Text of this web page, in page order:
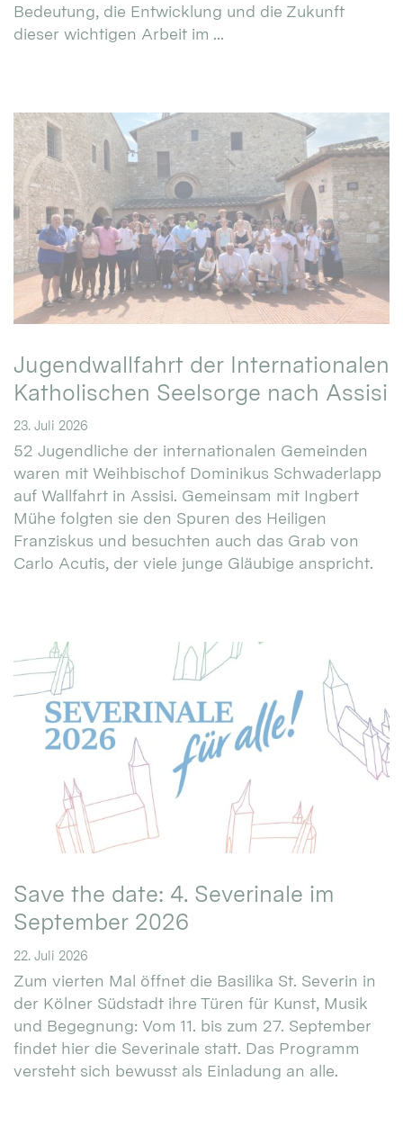
Bedeutung, die Entwicklung und die Zukunft
dieser wichtigen Arbeit im ...
Jugendwallfahrt der Internationalen
Katholischen Seelsorge nach Assisi
23. Juli 2026
52 Jugendliche der internationalen Gemeinden
waren mit Weihbischof Dominikus Schwaderlapp
auf Wallfahrt in Assisi. Gemeinsam mit Ingbert
Mühe folgten sie den Spuren des Heiligen
Franziskus und besuchten auch das Grab von
Carlo Acutis, der viele junge Gläubige anspricht.
Save the date: 4. Severinale im
September 2026
22. Juli 2026
Zum vierten Mal öffnet die Basilika St. Severin in
der Kölner Südstadt ihre Türen für Kunst, Musik
und Begegnung: Vom 11. bis zum 27. September
findet hier die Severinale statt. Das Programm
versteht sich bewusst als Einladung an alle.